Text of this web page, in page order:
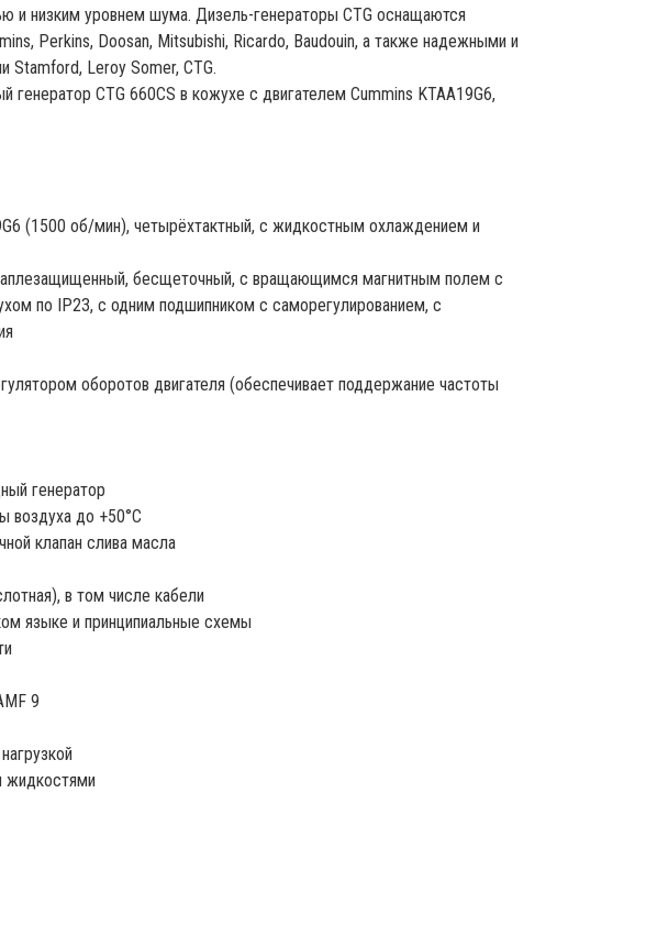
и низким уровнем шума. Дизель-генераторы CTG оснащаются
Perkins, Doosan, Mitsubishi, Ricardo, Baudouin, а также надежными и
Stamford, Leroy Somer, CTG.
CTG 660CS в кожухе с двигателем Cummins KTAA19G6,
(1500 об/мин), четырёхтактный, с жидкостным охлаждением и
бесщеточный, с вращающимся магнитным полем с
по IP23, с одним подшипником с саморегулированием, с
оборотов двигателя (обеспечивает поддержание частоты
генератор
воздуха до +50°С
клапан слива масла
в том числе кабели
языке и принципиальные схемы
9
жидкостями